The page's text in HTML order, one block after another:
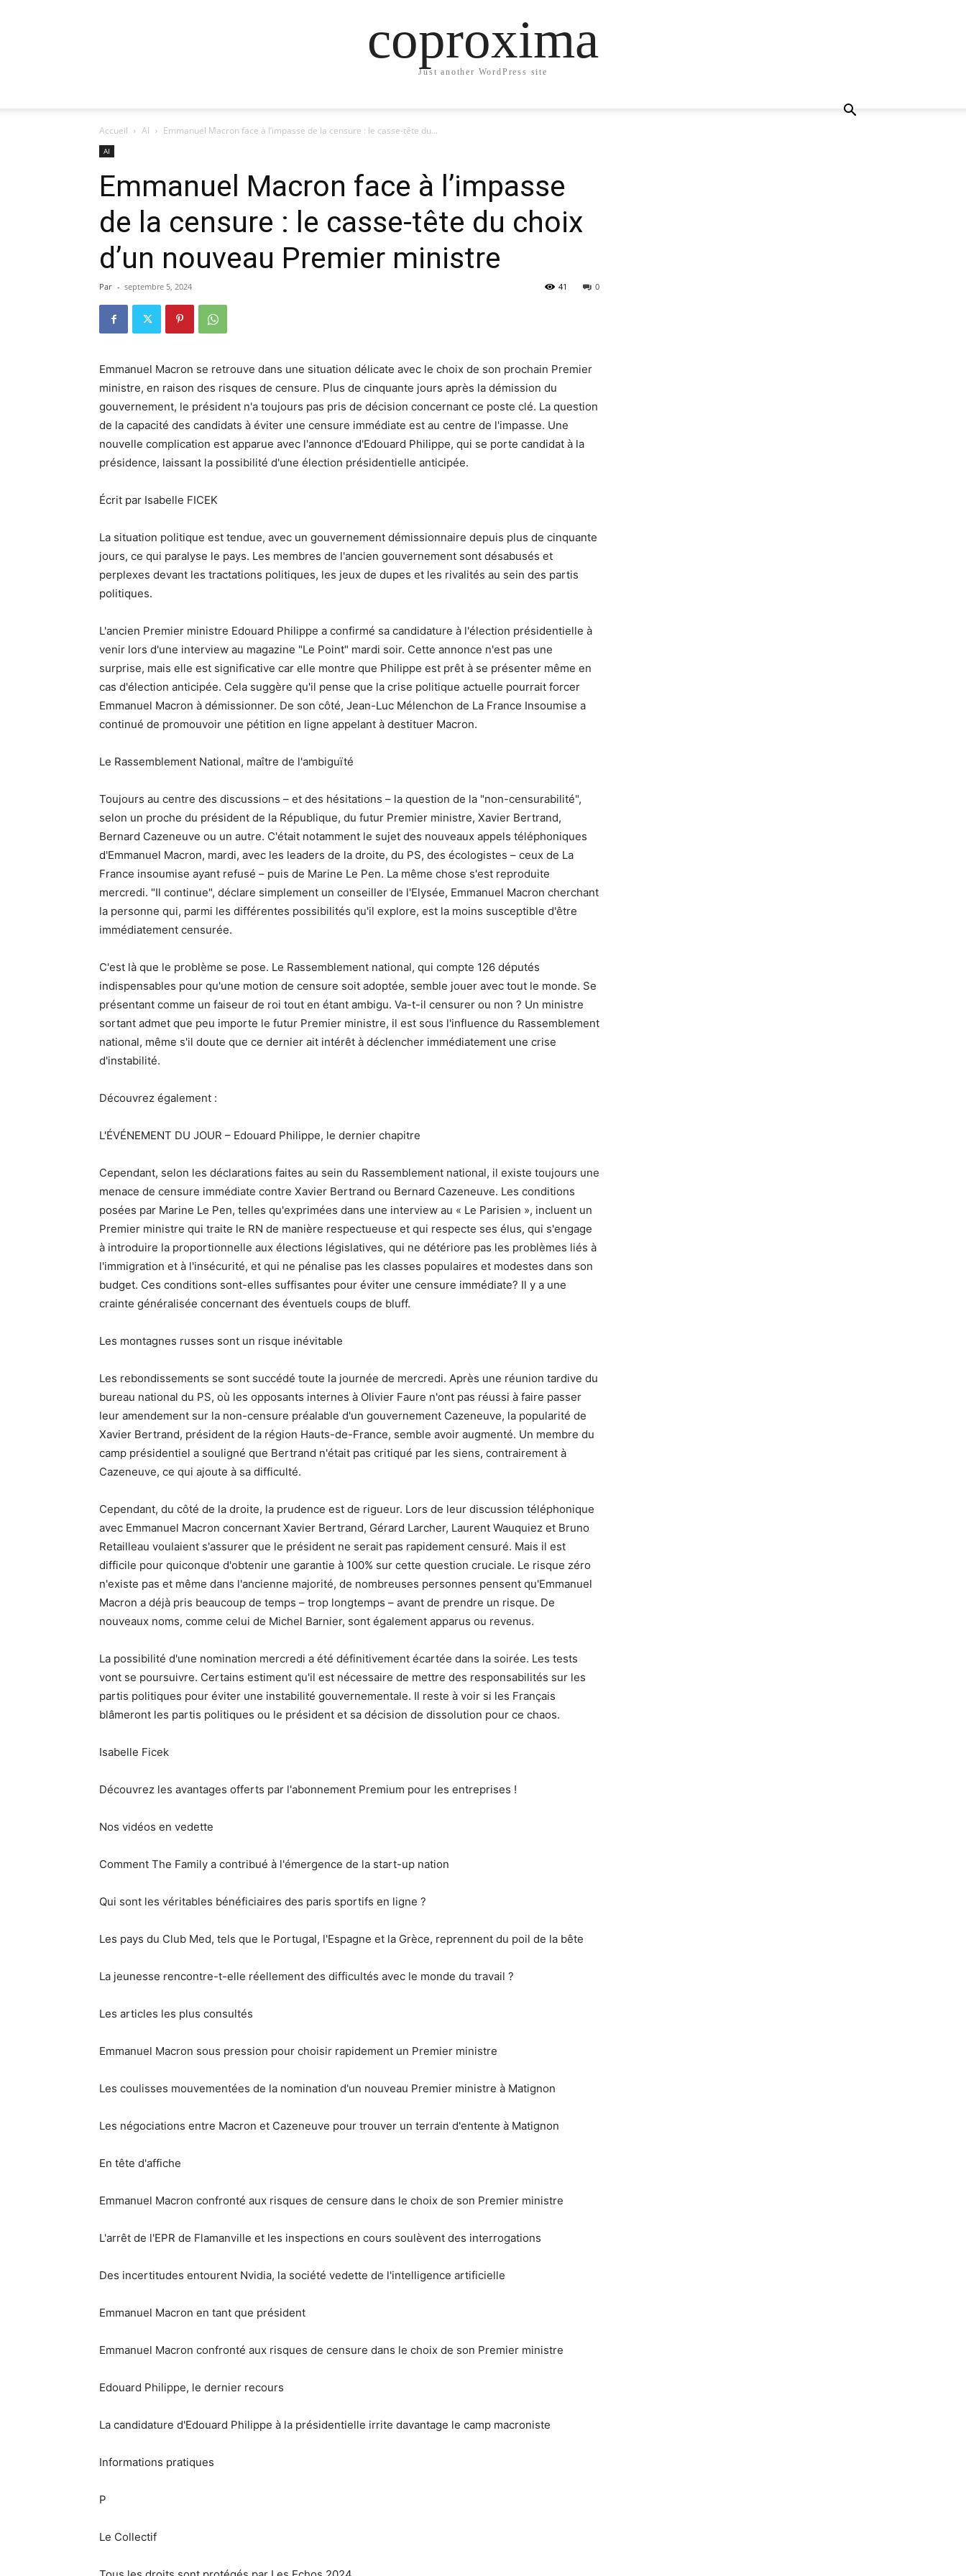
coproxima
Just another WordPress site
Accueil AI Emmanuel Macron face à l’impasse de la censure : le casse-tête du...
AI
Emmanuel Macron face à l’impasse
de la censure : le casse-tête du choix
d’un nouveau Premier ministre
Par - septembre 5, 2024 0
41
Emmanuel Macron se retrouve dans une situation délicate avec le choix de son prochain Premier
ministre, en raison des risques de censure. Plus de cinquante jours après la démission du
gouvernement, le président n'a toujours pas pris de décision concernant ce poste clé. La question
de la capacité des candidats à éviter une censure immédiate est au centre de l'impasse. Une
nouvelle complication est apparue avec l'annonce d'Edouard Philippe, qui se porte candidat à la
présidence, laissant la possibilité d'une élection présidentielle anticipée.
Écrit par Isabelle FICEK
La situation politique est tendue, avec un gouvernement démissionnaire depuis plus de cinquante
jours, ce qui paralyse le pays. Les membres de l'ancien gouvernement sont désabusés et
perplexes devant les tractations politiques, les jeux de dupes et les rivalités au sein des partis
politiques.
L'ancien Premier ministre Edouard Philippe a confirmé sa candidature à l'élection présidentielle à
venir lors d'une interview au magazine "Le Point" mardi soir. Cette annonce n'est pas une
surprise, mais elle est significative car elle montre que Philippe est prêt à se présenter même en
cas d'élection anticipée. Cela suggère qu'il pense que la crise politique actuelle pourrait forcer
Emmanuel Macron à démissionner. De son côté, Jean-Luc Mélenchon de La France Insoumise a
continué de promouvoir une pétition en ligne appelant à destituer Macron.
Le Rassemblement National, maître de l'ambiguïté
Toujours au centre des discussions – et des hésitations – la question de la "non-censurabilité",
selon un proche du président de la République, du futur Premier ministre, Xavier Bertrand,
Bernard Cazeneuve ou un autre. C'était notamment le sujet des nouveaux appels téléphoniques
d'Emmanuel Macron, mardi, avec les leaders de la droite, du PS, des écologistes – ceux de La
France insoumise ayant refusé – puis de Marine Le Pen. La même chose s'est reproduite
mercredi. "Il continue", déclare simplement un conseiller de l'Elysée, Emmanuel Macron cherchant
la personne qui, parmi les différentes possibilités qu'il explore, est la moins susceptible d'être
immédiatement censurée.
C'est là que le problème se pose. Le Rassemblement national, qui compte 126 députés
indispensables pour qu'une motion de censure soit adoptée, semble jouer avec tout le monde. Se
présentant comme un faiseur de roi tout en étant ambigu. Va-t-il censurer ou non ? Un ministre
sortant admet que peu importe le futur Premier ministre, il est sous l'influence du Rassemblement
national, même s'il doute que ce dernier ait intérêt à déclencher immédiatement une crise
d'instabilité.
Découvrez également :
L'ÉVÉNEMENT DU JOUR – Edouard Philippe, le dernier chapitre
Cependant, selon les déclarations faites au sein du Rassemblement national, il existe toujours une
menace de censure immédiate contre Xavier Bertrand ou Bernard Cazeneuve. Les conditions
posées par Marine Le Pen, telles qu'exprimées dans une interview au « Le Parisien », incluent un
Premier ministre qui traite le RN de manière respectueuse et qui respecte ses élus, qui s'engage
à introduire la proportionnelle aux élections législatives, qui ne détériore pas les problèmes liés à
l'immigration et à l'insécurité, et qui ne pénalise pas les classes populaires et modestes dans son
budget. Ces conditions sont-elles suffisantes pour éviter une censure immédiate? Il y a une
crainte généralisée concernant des éventuels coups de bluff.
Les montagnes russes sont un risque inévitable
Les rebondissements se sont succédé toute la journée de mercredi. Après une réunion tardive du
bureau national du PS, où les opposants internes à Olivier Faure n'ont pas réussi à faire passer
leur amendement sur la non-censure préalable d'un gouvernement Cazeneuve, la popularité de
Xavier Bertrand, président de la région Hauts-de-France, semble avoir augmenté. Un membre du
camp présidentiel a souligné que Bertrand n'était pas critiqué par les siens, contrairement à
Cazeneuve, ce qui ajoute à sa difficulté.
Cependant, du côté de la droite, la prudence est de rigueur. Lors de leur discussion téléphonique
avec Emmanuel Macron concernant Xavier Bertrand, Gérard Larcher, Laurent Wauquiez et Bruno
Retailleau voulaient s'assurer que le président ne serait pas rapidement censuré. Mais il est
difficile pour quiconque d'obtenir une garantie à 100% sur cette question cruciale. Le risque zéro
n'existe pas et même dans l'ancienne majorité, de nombreuses personnes pensent qu'Emmanuel
Macron a déjà pris beaucoup de temps – trop longtemps – avant de prendre un risque. De
nouveaux noms, comme celui de Michel Barnier, sont également apparus ou revenus.
La possibilité d'une nomination mercredi a été définitivement écartée dans la soirée. Les tests
vont se poursuivre. Certains estiment qu'il est nécessaire de mettre des responsabilités sur les
partis politiques pour éviter une instabilité gouvernementale. Il reste à voir si les Français
blâmeront les partis politiques ou le président et sa décision de dissolution pour ce chaos.
Isabelle Ficek
Découvrez les avantages offerts par l'abonnement Premium pour les entreprises !
Nos vidéos en vedette
Comment The Family a contribué à l'émergence de la start-up nation
Qui sont les véritables bénéficiaires des paris sportifs en ligne ?
Les pays du Club Med, tels que le Portugal, l'Espagne et la Grèce, reprennent du poil de la bête
La jeunesse rencontre-t-elle réellement des difficultés avec le monde du travail ?
Les articles les plus consultés
Emmanuel Macron sous pression pour choisir rapidement un Premier ministre
Les coulisses mouvementées de la nomination d'un nouveau Premier ministre à Matignon
Les négociations entre Macron et Cazeneuve pour trouver un terrain d'entente à Matignon
En tête d'affiche
Emmanuel Macron confronté aux risques de censure dans le choix de son Premier ministre
L'arrêt de l'EPR de Flamanville et les inspections en cours soulèvent des interrogations
Des incertitudes entourent Nvidia, la société vedette de l'intelligence artificielle
Emmanuel Macron en tant que président
Emmanuel Macron confronté aux risques de censure dans le choix de son Premier ministre
Edouard Philippe, le dernier recours
La candidature d'Edouard Philippe à la présidentielle irrite davantage le camp macroniste
Informations pratiques
P
Le Collectif